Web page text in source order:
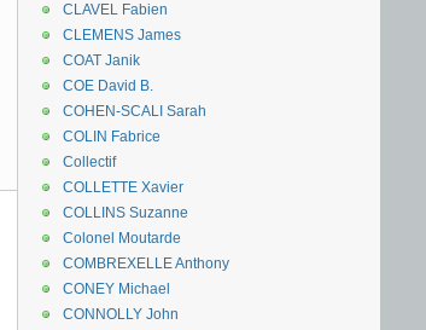
CLAVEL Fabien
CLEMENS James
COAT Janik
COE David B.
COHEN-SCALI Sarah
COLIN Fabrice
Collectif
COLLETTE Xavier
COLLINS Suzanne
Colonel Moutarde
COMBREXELLE Anthony
CONEY Michael
CONNOLLY John